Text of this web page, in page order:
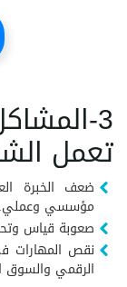
3-
تعمل
ضعف الخبرة
مؤسسي وعملي.
صعوبة قياس
نقص المهارات
الرقمي والسوق